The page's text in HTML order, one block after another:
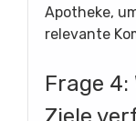
Apotheke,
relevante
Frage